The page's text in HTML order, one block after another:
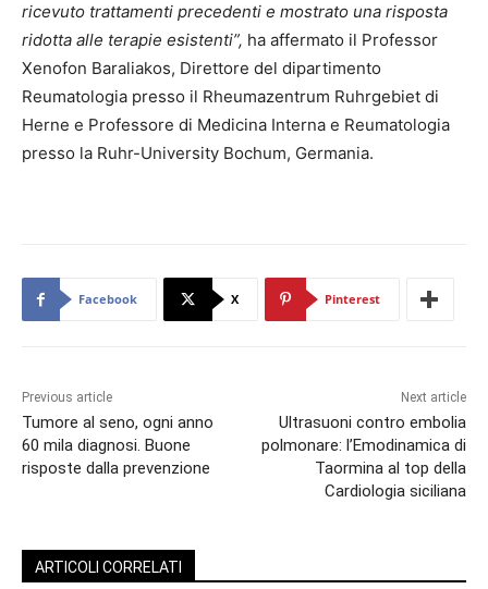
ricevuto trattamenti precedenti e mostrato una risposta
ridotta alle terapie esistenti”, ha affermato il Professor
Xenofon Baraliakos, Direttore del dipartimento
Reumatologia presso il Rheumazentrum Ruhrgebiet di
Herne e Professore di Medicina Interna e Reumatologia
presso la Ruhr-University Bochum, Germania.
Facebook X Pinterest
Previous article
Tumore al seno, ogni anno
60 mila diagnosi. Buone
risposte dalla prevenzione
Next article
Ultrasuoni contro embolia
polmonare: l’Emodinamica di
Taormina al top della
Cardiologia siciliana
ARTICOLI CORRELATI